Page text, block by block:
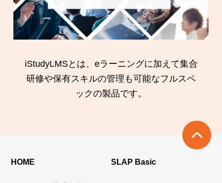
iStudyLMSとは、eラーニングに加えて集合
研修や保有スキルの管理も可能なフルスペ
ックの製品です。
HOME SLAP Basic